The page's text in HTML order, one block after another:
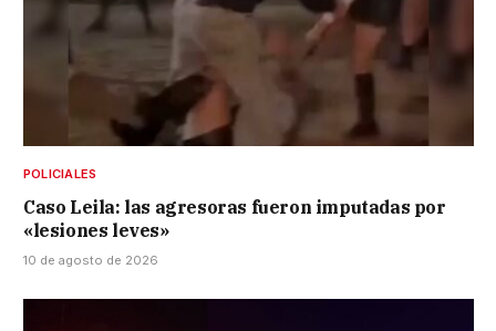
POLICIALES
Caso Leila: las agresoras fueron imputadas por
«lesiones leves»
10 de agosto de 2026